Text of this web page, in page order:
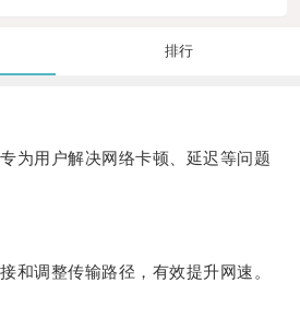
排行
用户解决网络卡顿、延迟等问题
调整传输路径，有效提升网速。